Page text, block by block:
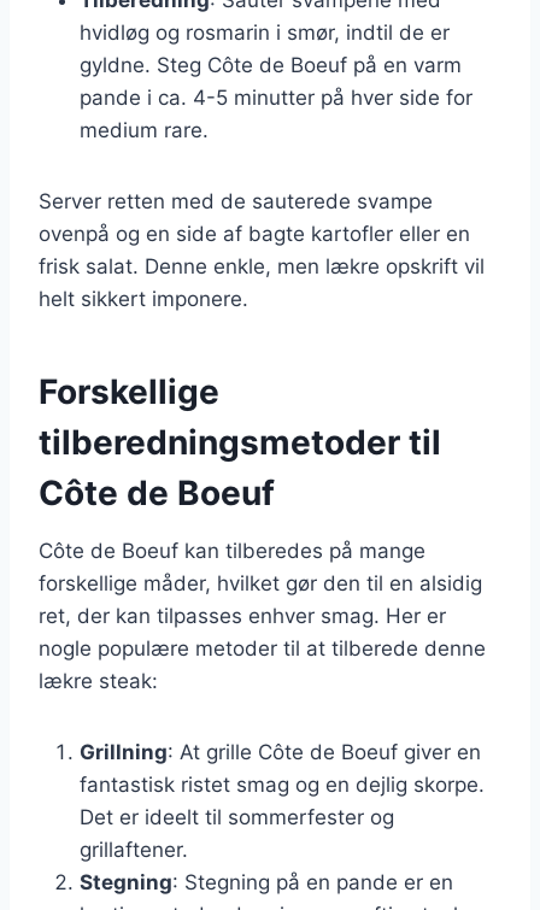
hvidløg og rosmarin i smør, indtil de er
gyldne. Steg Côte de Boeuf på en varm
pande i ca. 4-5 minutter på hver side for
medium rare.
Server retten med de sauterede svampe
ovenpå og en side af bagte kartofler eller en
frisk salat. Denne enkle, men lækre opskrift vil
helt sikkert imponere.
Forskellige
tilberedningsmetoder til
Côte de Boeuf
Côte de Boeuf kan tilberedes på mange
forskellige måder, hvilket gør den til en alsidig
ret, der kan tilpasses enhver smag. Her er
nogle populære metoder til at tilberede denne
lækre steak:
Grillning: At grille Côte de Boeuf giver en
fantastisk ristet smag og en dejlig skorpe.
Det er ideelt til sommerfester og
grillaftener.
Stegning: Stegning på en pande er en